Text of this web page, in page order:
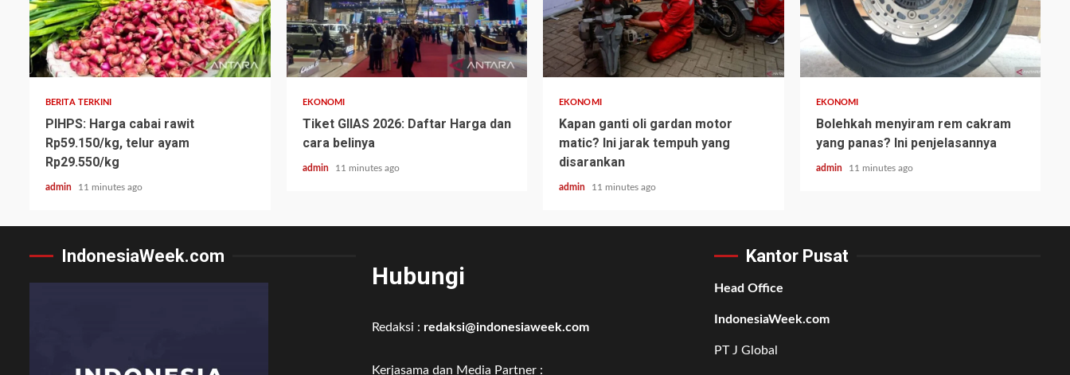
BERITA TERKINI
PIHPS: Harga cabai rawit
Rp59.150/kg, telur ayam
Rp29.550/kg
admin 11 minutes ago
EKONOMI
Tiket GIIAS 2026: Daftar Harga dan
cara belinya
admin 11 minutes ago
EKONOMI
Kapan ganti oli gardan motor
matic? Ini jarak tempuh yang
disarankan
admin 11 minutes ago
EKONOMI
Bolehkah menyiram rem cakram
yang panas? Ini penjelasannya
admin 11 minutes ago
IndonesiaWeek.com
Hubungi
Redaksi : redaksi@indonesiaweek.com
Kerjasama dan Media Partner :
Kantor Pusat
Head Office
IndonesiaWeek.com
PT J Global